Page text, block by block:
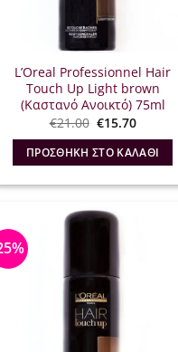
L’Oreal Professionnel Hair
Touch Up Light brown
(Καστανό Ανοικτό) 75ml
€21.00 Original
was:
€21.00.
€15.70Η
τιμή
είναι:
ΠΡΟΣΘΉΚΗ ΣΤΟ ΚΑΛΆΘΙ